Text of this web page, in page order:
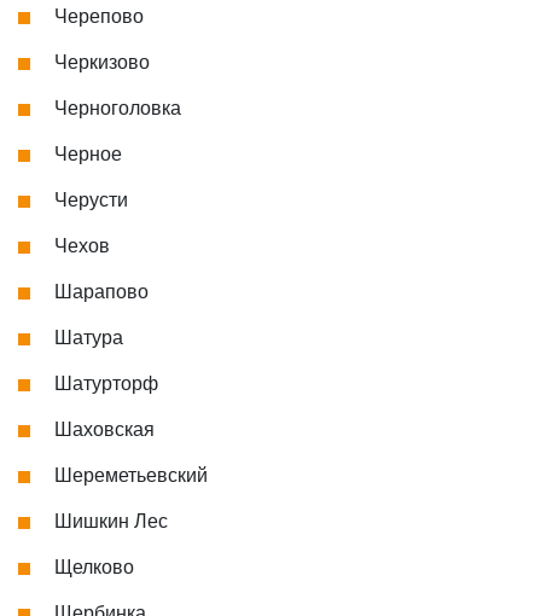
Черепово
Черкизово
Черноголовка
Черное
Черусти
Чехов
Шарапово
Шатура
Шатурторф
Шаховская
Шереметьевский
Шишкин Лес
Щелково